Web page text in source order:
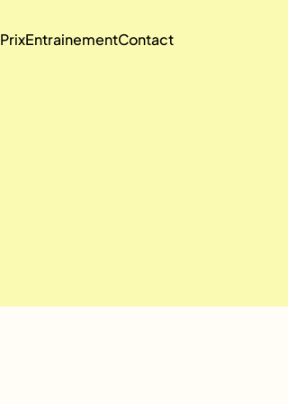
PrixEntrainementContact